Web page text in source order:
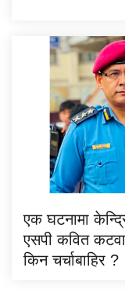
एक घटनामा
एसपी कवित
किन चर्चाबाहिर ?